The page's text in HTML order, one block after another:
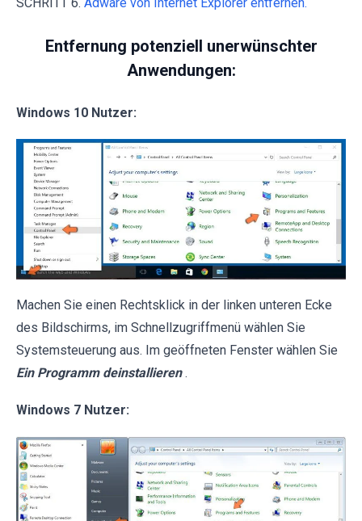
Entfernung potenziell unerwünschter
Anwendungen:
Windows 10 Nutzer:
Machen Sie einen Rechtsklick in der linken unteren Ecke
des Bildschirms, im Schnellzugriffmenü wählen Sie
Systemsteuerung aus. Im geöffneten Fenster wählen Sie
Ein Programm deinstallieren .
Windows 7 Nutzer: